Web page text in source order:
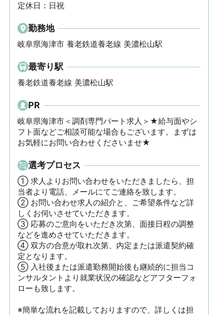
定休日：日祝
勤務地
岐阜県海津市 養老鉄道養老線 美濃松山駅
最寄り駅
養老鉄道養老線 美濃松山駅
PR
岐阜県海津市＜調剤専門パート求人＞★給与面やシ
フト面などご相談可能な場合もございます。まずは
お気軽にお問い合わせくださいませ★
選考プロセス
① 求人よりお問い合わせをいただきましたら、担
当者より電話、メールにてご連絡を致します。
② お問い合わせ求人の紹介と、ご希望条件など詳
しくお伺いさせていただきます。
③ 応募のご意向をいただき次第、面接日程の調整
などを進めさせていただきます。
④ 双方の合意が取れ次第、内定または派遣契約確
定となります。
⑤ 入社後または派遣勤務開始後も継続的に担当コ
ンサルタントより就業状況の確認などアフターフォ
ローも致します。
※簡単な流れを記載しておりますので、詳しくは担